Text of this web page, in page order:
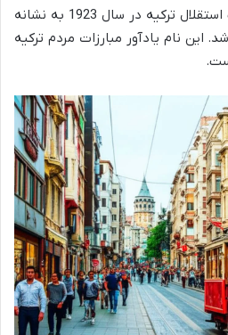
خیابان استقلال پس از جنگ استقلال ترکیه در سال 1923 به نشانه
این نام یادآور مبارزات مردم ترکیه